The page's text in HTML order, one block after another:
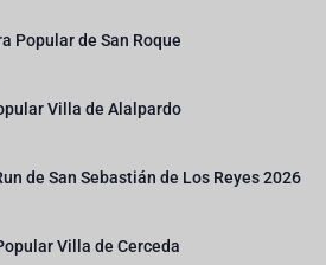
Popular de San Roque
Villa de Alalpardo
de San Sebastián de Los Reyes 2026
Villa de Cerceda